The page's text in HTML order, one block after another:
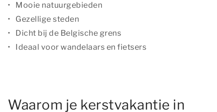
Mooie natuurgebieden
Gezellige steden
Dicht bij de Belgische grens
Ideaal voor wandelaars en fietsers
Waarom je kerstvakantie in